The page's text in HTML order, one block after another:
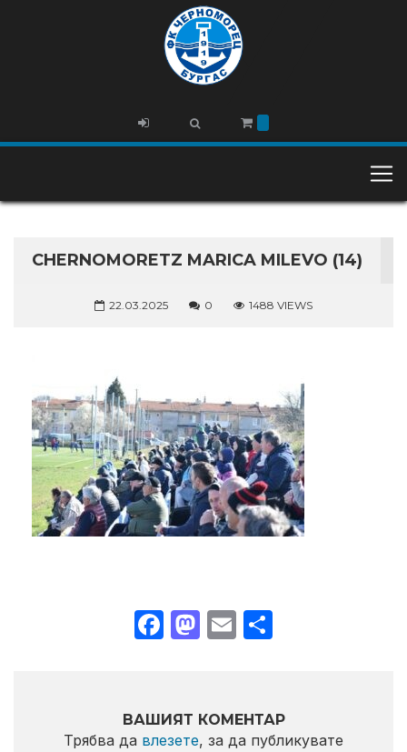
CHERNOMORETZ MARICA MILEVO (14)
22.03.2025 0 1488 VIEWS
Facebook
Mastodon
Email
ВАШИЯТ КОМЕНТАР
Трябва да влезете, за да публикувате